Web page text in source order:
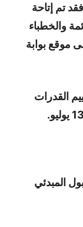
تم إتاحة
والخطباء
بوزارة الأوقاف لعام 2023 على موقع بوابة
القدرات
المبدئي